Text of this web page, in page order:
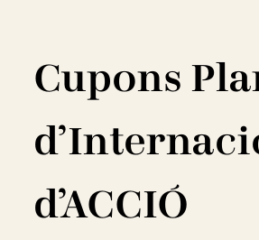
Cupons
d’ACCIÓ